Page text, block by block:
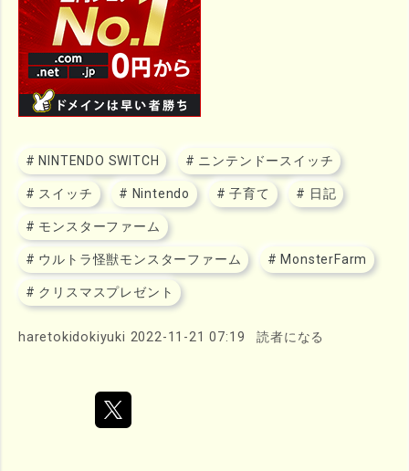
# NINTENDO SWITCH # ニンテンドースイッチ
# スイッチ # Nintendo # 子育て # 日記
# モンスターファーム
# ウルトラ怪獣モンスターファーム # MonsterFarm
# クリスマスプレゼント
haretokidokiyuki 2022-11-21 07:19 読者になる